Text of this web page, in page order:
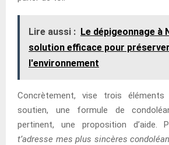
Lire aussi : Le dépigeonnage à
solution efficace pour préserver
l'environnement
Concrètement, vise trois
soutien, une formule de
pertinent, une proposition d’aide.
t’adresse mes plus sincères